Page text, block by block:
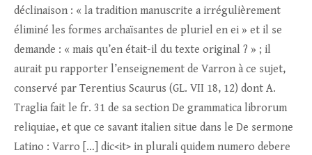
déclinaison : « la tradition manuscrite a irrégulièrement
éliminé les formes archaïsantes de pluriel en ei » et il se
demande : « mais qu’en était-il du texte original ? » ; il
aurait pu rapporter l’enseignement de Varron à ce sujet,
conservé par Terentius Scaurus (GL. VII 18, 12) dont A.
Traglia fait le fr. 31 de sa section De grammatica librorum
reliquiae, et que ce savant italien situe dans le De sermone
Latino : Varro […] dic<it> in plurali quidem numero debere